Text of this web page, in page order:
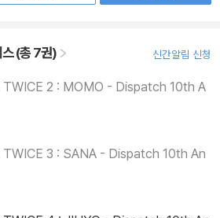
스 (총 7권) 신간알림 신청
TWICE 2 : MOMO - Dispatch 10th A
TWICE 3 : SANA - Dispatch 10th An